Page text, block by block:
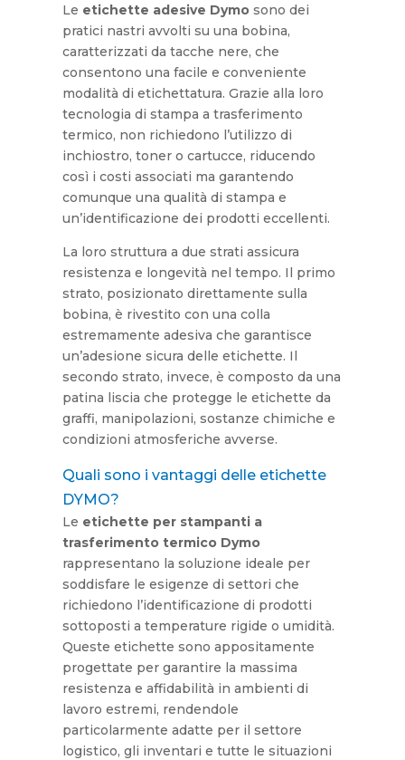
Le etichette adesive Dymosono dei
pratici nastri avvolti su una bobina,
caratterizzati da tacche nere, che
consentono una facile e conveniente
modalità di etichettatura. Grazie alla loro
tecnologia di stampa a trasferimento
termico, non richiedono l’utilizzo di
inchiostro, toner o cartucce, riducendo
così i costi associati ma garantendo
comunque una qualità di stampa e
un’identificazione dei prodotti eccellenti.
La loro struttura a due strati assicura
resistenza e longevità nel tempo. Il primo
strato, posizionato direttamente sulla
bobina, è rivestito con una colla
estremamente adesiva che garantisce
un’adesione sicura delle etichette. Il
secondo strato, invece, è composto da una
patina liscia che protegge le etichette da
graffi, manipolazioni, sostanze chimiche e
condizioni atmosferiche avverse.
Quali sono i vantaggi delle etichette
DYMO?
Le etichette per stampanti a
trasferimento termico Dymo
rappresentano la soluzione ideale per
soddisfare le esigenze di settori che
richiedono l’identificazione di prodotti
sottoposti a temperature rigide o umidità.
Queste etichette sono appositamente
progettate per garantire la massima
resistenza e affidabilità in ambienti di
lavoro estremi, rendendole
particolarmente adatte per il settore
logistico, gli inventari e tutte le situazioni